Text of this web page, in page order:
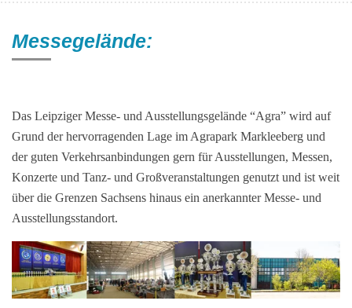
Messegelände:
Das Leipziger Messe- und Ausstellungsgelände “Agra” wird auf
Grund der hervorragenden Lage im Agrapark Markleeberg und
der guten Verkehrsanbindungen gern für Ausstellungen, Messen,
Konzerte und Tanz- und Großveranstaltungen genutzt und ist weit
über die Grenzen Sachsens hinaus ein anerkannter Messe- und
Ausstellungsstandort.